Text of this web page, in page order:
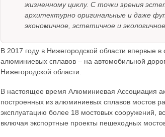
жизненному циклу. С точки зрения
архитектурно оригинальные и даже
экономичное, эстетичное и
В 2017 году в Нижегородской области впервые
алюминиевых сплавов – на автомобильной
Нижегородской области.
В настоящее время Алюминиевая Ассоциация
построенных из алюминиевых сплавов мостов
эксплуатацию более 18 мостовых сооружений,
включая экспортные проекты пешеходных